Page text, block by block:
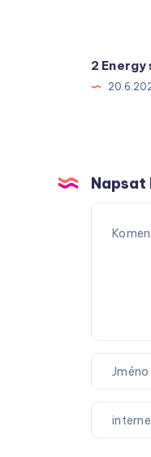
2
Napsat